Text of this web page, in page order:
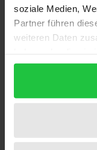
soziale Medien,
Partner führen
weiteren Daten
gesammelt haben.
Eine
Verhältnisse
Subjekts. Aus
sich: Eine solche
Frage der
vorsichtig